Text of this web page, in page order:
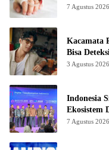
7 Agustus 2026
Kacamata
Bisa
3 Agustus 2026
Indonesia
Ekosistem
7 Agustus 2026